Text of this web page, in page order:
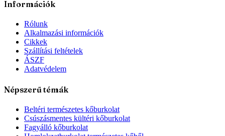
Információk
Rólunk
Alkalmazási információk
Cikkek
Szállítási feltételek
ÁSZF
Adatvédelem
Népszerű témák
Beltéri természetes kőburkolat
Csúszásmentes kültéri kőburkolat
Fagyálló kőburkolat